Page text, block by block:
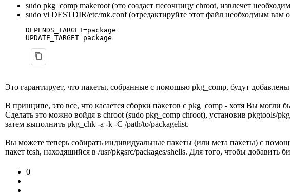
sudo pkg_comp makeroot (это создаст песочницу chroot, извлечет
sudo vi DESTDIR/etc/mk.conf (отредактируйте этот файл необходмым вам
DEPENDS_TARGET=package
UPDATE_TARGET=package
Это гарантирует, что пакеты, собранные с помощью pkg_comp, будут
В принципе, это все, что касается сборки пакетов с pkg_comp - хотя Вы могли
Сделать это можно войдя в chroot (sudo pkg_comp chroot), установив pkgtools/
затем выполнить pkg_chk -a -k -C /path/to/packagelist.
Вы можете теперь собирать индивидуальные пакеты (или мета пакеты) с
пакет tcsh, находящийся в /usr/pkgsrc/packages/shells. Для того, чтобы добавить
0